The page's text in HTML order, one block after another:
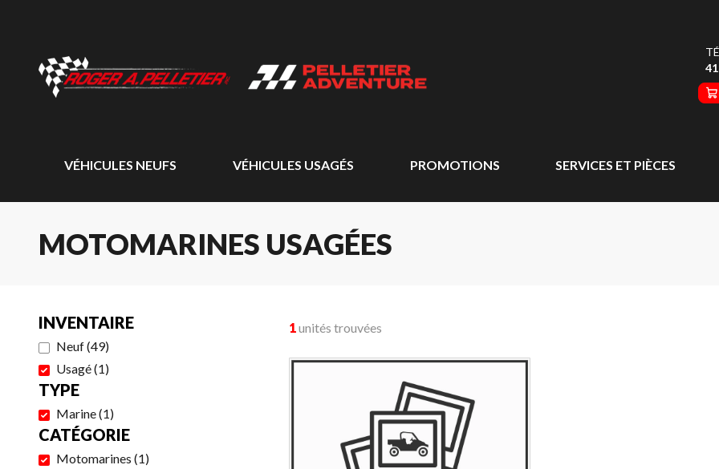
VÉHICULES NEUFS VÉHICULES USAGÉS PROMOTIONS SERVICES ET PIÈCES
MOTOMARINES USAGÉES
INVENTAIRE
Neuf(49)
Usagé(1)
TYPE
Marine(1)
CATÉGORIE
Motomarines (1)
1unités trouvées